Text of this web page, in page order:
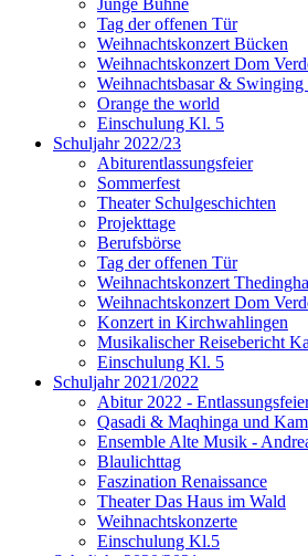
Junge Bühne
Tag der offenen Tür
Weihnachtskonzert Bücken
Weihnachtskonzert Dom
Weihnachtsbasar &
Orange the world
Einschulung Kl. 5
Schuljahr 2022/23
Abiturentlassungsfeier
Sommerfest
Theater Schulgeschichten
Projekttage
Berufsbörse
Tag der offenen Tür
Weihnachtskonzert
Weihnachtskonzert Dom
Konzert in Kirchwahlingen
Musikalischer Reisebericht
Einschulung Kl. 5
Schuljahr 2021/2022
Abitur 2022 -
Qasadi & Maqhinga und
Ensemble Alte Musik -
Blaulichttag
Faszination Renaissance
Theater Das Haus im Wald
Weihnachtskonzerte
Einschulung Kl.5